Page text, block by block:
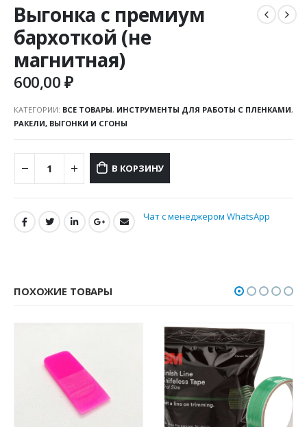
Выгонка с премиум
бархоткой (не
магнитная)
600,00₽
КАТЕГОРИИ: ВСЕ ТОВАРЫ, ИНСТРУМЕНТЫ ДЛЯ РАБОТЫ С ПЛЕНКАМИ,
РАКЕЛИ, ВЫГОНКИ И СГОНЫ
В КОРЗИНУ
Чат с менеджером WhatsApp
ПОХОЖИЕ ТОВАРЫ